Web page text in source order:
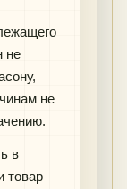
не
не
в
товар